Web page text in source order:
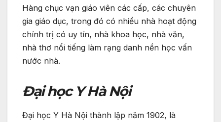
Hàng chục vạn giáo viên các cấp, các chuyên
gia giáo dục, trong đó có nhiều nhà hoạt động
chính trị có uy tín, nhà khoa học, nhà văn,
nhà thơ nổi tiếng làm rạng danh nền học vấn
nước nhà.
Đại học Y Hà Nội
Đại học Y Hà Nội thành lập năm 1902, là